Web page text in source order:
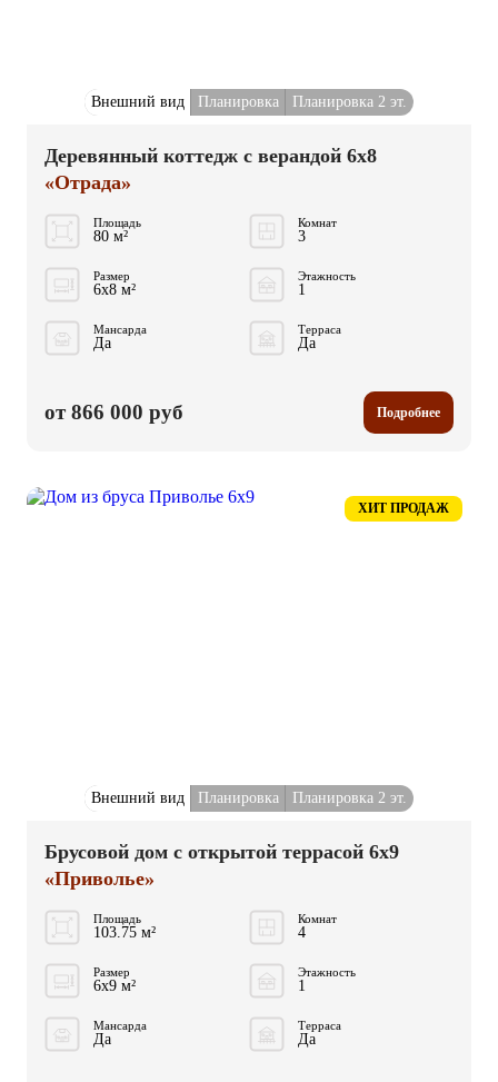
Внешний вид Планировка Планировка 2 эт.
Деревянный коттедж с верандой 6x8
«Отрада»
Площадь
80 м²
Комнат
3
Размер
6x8 м²
Этажность
1
Мансарда
Да
Терраса
Да
от 866 000 руб Подробнее
ХИТ ПРОДАЖ
Внешний вид Планировка Планировка 2 эт.
Брусовой дом с открытой террасой 6x9
«Приволье»
Площадь
103.75 м²
Комнат
4
Размер
6x9 м²
Этажность
1
Мансарда
Да
Терраса
Да